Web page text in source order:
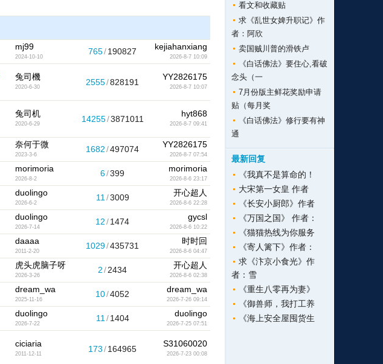
mj99
2024-10-10
765/190827 kejiahanxiang
2026-8-7 10:09
兔司機
2020-6-30
2555/828191
YY2826175
2026-8-7 10:07
兔司机
2020-6-29
14255/3871011
hyt868
2026-8-7 09:41
奈何于微
2023-3-6
1682/497074 YY2826175
2026-8-7 07:54
morimoria
2026-8-2
6/399 morimoria
2026-8-6 23:17
duolingo
2026-6-2
11 /3009 开心超人
2026-8-6 22:28
duolingo
2026-7-14
12/1474 gycsl
2026-8-6 10:22
daaaa
2011-2-20
1029/435731 时时回
2026-8-6 04:47
虎头虎脑子呀
2026-3-26
2/2434 开心超人
2026-8-6 02:38
dream_wa
2025-11-16
10/4052 dream_wa
2026-7-26 09:14
duolingo
2026-7-22
11 / 1404 duolingo
2026-7-25 07:51
ciciaria
2011-12-11
173/164965
S31060020
2026-7-23 00:08
看文和收藏贴
求《乱世女婢升职记》作
者：阿欣
卖国贼川普的滑铁卢
《白话佛法》要住心,看破
念头（一
7月份版主鲜花奖励申请
贴（每月奖
《白话佛法》修行要有神
通
最新回复
《我真不是算命的！
大宋第一女皇 作者
《长安小厨郎》作者
《万国之国》 作者：
《猫猫热线为你服务
《寄人篱下》作者：
求《汴京小食光》作
者：雪
《重生八零再为妻》
《御兽师，我打工养
《海上安全屋囤货生